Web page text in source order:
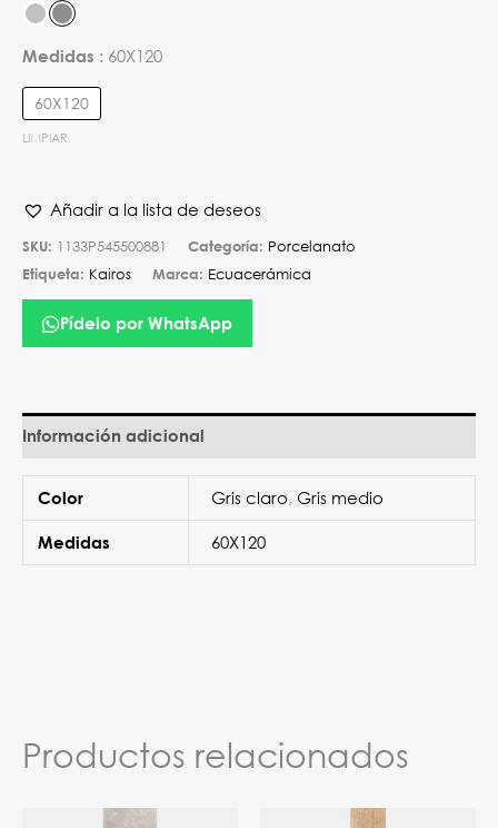
Medidas 60X120
60X120
LIMPIAR
Añadir a la lista de deseos
SKU: 1133P545500881 Categoría: Porcelanato
Etiqueta: Kairos Marca: Ecuacerámica
Pídelo por WhatsApp
Información adicional
Color Gris claro, Gris medio
Medidas 60X120
Productos relacionados